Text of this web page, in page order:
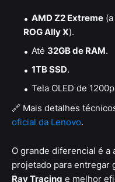
AMD Z2 Extreme
ROG Ally X).
Até 32GB de RAM.
1TB SSD.
Tela OLED de
🔗 Mais detalhes
oficial da Lenovo.
O grande diferencial é a
projetado para entregar
Ray Tracing e melhor